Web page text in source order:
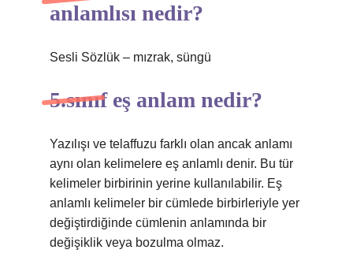
anlamlısı nedir?
Sesli Sözlük – mızrak, süngü
5.sınıf eş anlam nedir?
Yazılışı ve telaffuzu farklı olan ancak anlamı
aynı olan kelimelere eş anlamlı denir. Bu tür
kelimeler birbirinin yerine kullanılabilir. Eş
anlamlı kelimeler bir cümlede birbirleriyle yer
değiştirdiğinde cümlenin anlamında bir
değişiklik veya bozulma olmaz.